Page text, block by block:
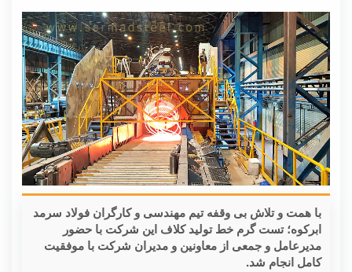
با همت و تلاش بی وقفه تیم مهندسی و کارگران فولاد سرمد
ابرکوه؛ تست گرم خط تولید کلاف این شرکت با حضور
مدیرعامل و جمعی از معاونین و مدیران شرکت با موفقیت
کامل انجام شد.